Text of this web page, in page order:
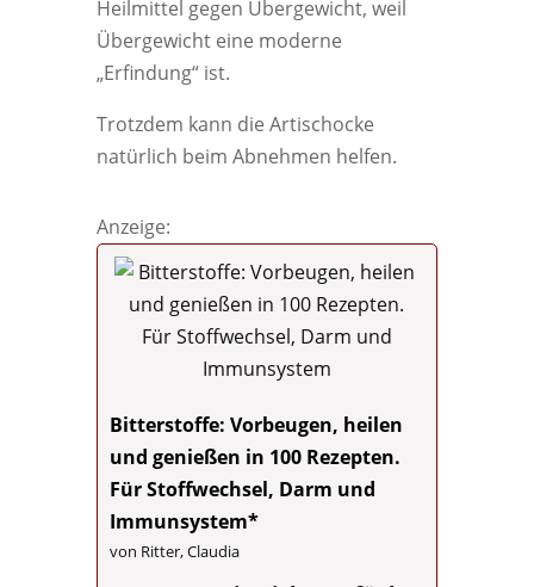
Heilmittel gegen Übergewicht, weil
Übergewicht eine moderne
„Erfindung“ ist.
Trotzdem kann die Artischocke
natürlich beim Abnehmen helfen.
Anzeige:
Bitterstoffe: Vorbeugen, heilen
und genießen in 100 Rezepten.
Für Stoffwechsel, Darm und
Immunsystem*
von Ritter, Claudia